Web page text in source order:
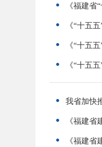
《福建省
《“十五
《“十五
《“十五
我省加快
《福建
《福建